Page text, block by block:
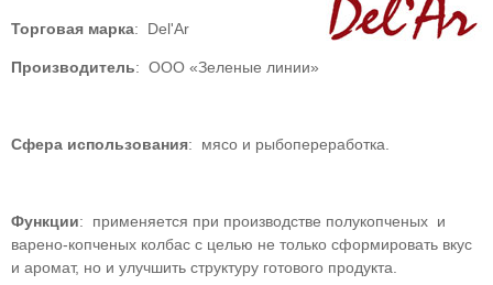
Торговая марка: Del'Ar
Производитель: ООО «Зеленые линии»
Сфера использования: мясо и рыбопереработка.
Функции: применяется при производстве полукопченых и
варено-копченых колбас с целью не только сформировать вкус
и аромат, но и улучшить структуру готового продукта.